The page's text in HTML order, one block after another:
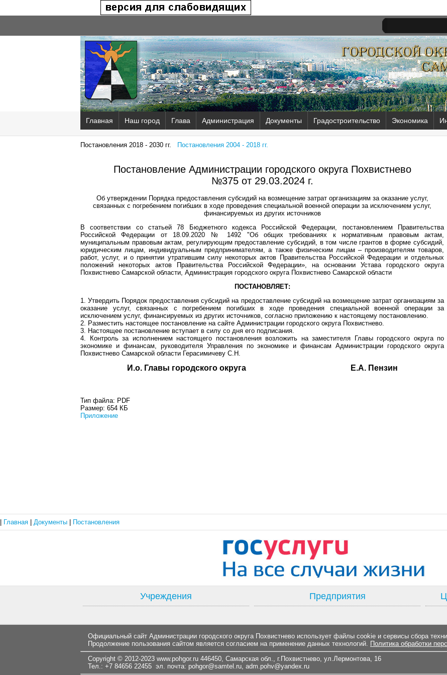
Главная Наш город Глава Администрация Документы Градостроительство Экономика
Постановления 2018 - 2030 гг. Постановления 2004 - 2018 гг.
Постановление Администрации городского округа Похвистнево
№375 от 29.03.2024 г.
Об утверждении Порядка предоставления субсидий на возмещение затрат организациям за оказание услуг,
связанных с погребением погибших в ходе проведения специальной военной операции за исключением услуг,
финансируемых из других источников
В соответствии со статьей 78 Бюджетного кодекса Российской Федерации, постановлением Правительства
Российской Федерации от 18.09.2020 № 1492 "Об общих требованиях к нормативным правовым актам,
муниципальным правовым актам, регулирующим предоставление субсидий, в том числе грантов в форме субсидий,
юридическим лицам, индивидуальным предпринимателям, а также физическим лицам – производителям товаров,
работ, услуг, и о принятии утратившим силу некоторых актов Правительства Российской Федерации и отдельных
положений некоторых актов Правительства Российской Федерации», на основании Устава городского округа
Похвистнево Самарской области, Администрация городского округа Похвистнево Самарской области
ПОСТАНОВЛЯЕТ:
1. Утвердить Порядок предоставления субсидий на предоставление субсидий на возмещение затрат организациям за
оказание услуг, связанных с погребением погибших в ходе проведения специальной военной операции за
исключением услуг, финансируемых из других источников, согласно приложению к настоящему постановлению.
2. Разместить настоящее постановление на сайте Администрации городского округа Похвистнево.
3. Настоящее постановление вступает в силу со дня его подписания.
4. Контроль за исполнением настоящего постановления возложить на заместителя Главы городского округа по
экономике и финансам, руководителя Управления по экономике и финансам Администрации городского округа
Похвистнево Самарской области Герасимичеву С.Н.
И.о. Главы городского округа Е.А. Пензин
Тип файла: PDF
Размер: 654 КБ
Приложение
Главная Документы Постановления
Учреждения Предприятия
Официальный сайт Администрации городского округа Похвистнево использует файлы cookie и сервисы сбора
Продолжение пользования сайтом является согласием на применение данных технологий. Политика обработки
Copyright © 2012-2023 www.pohgor.ru 446450, Самарская обл., г.Похвистнево, ул.Лермонтова, 16
Тел.: +7 84656 22455 эл. почта: pohgor@samtel.ru, adm.pohv@yandex.ru